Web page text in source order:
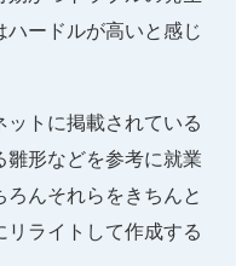
ハードルが高いと感じ
トに掲載されている
雛形などを参考に就業
んそれらをきちんと
リライトして作成する